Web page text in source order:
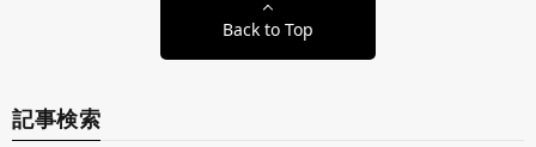
Back to Top
記事検索